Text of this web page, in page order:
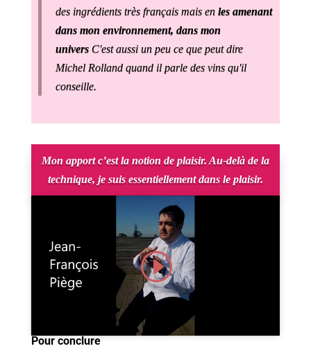
des ingrédients très français mais en les amenant
dans mon environnement, dans mon
universC'est aussi un peu ce que peut dire
Michel Rolland quand il parle des vins qu'il
conseille.
Mon apport c’est la notion de plaisir. Au-delà de la
technique, je suis essentiellement dans le plaisir.
Cliquez pour accepter les cookies marketing et
activer ce contenu
Pour conclure